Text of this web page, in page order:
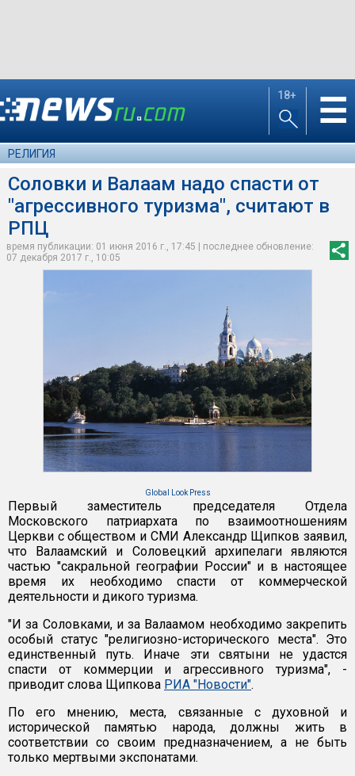
18+ ☰
РЕЛИГИЯ
Соловки и Валаам надо спасти от
"агрессивного туризма", считают в
РПЦ
время публикации: 01 июня 2016 г., 17:45 | последнее обновление:
07 декабря 2017 г., 10:05
Global Look Press
Первый заместитель председателя Отдела
Московского патриархата по взаимоотношениям
Церкви с обществом и СМИ Александр Щипков заявил,
что Валаамский и Соловецкий архипелаги являются
частью "сакральной географии России" и в настоящее
время их необходимо спасти от коммерческой
деятельности и дикого туризма.
"И за Соловками, и за Валаамом необходимо закрепить
особый статус "религиозно-исторического места". Это
единственный путь. Иначе эти святыни не удастся
спасти от коммерции и агрессивного туризма", -
приводит слова Щипкова РИА "Новости".
По его мнению, места, связанные с духовной и
исторической памятью народа, должны жить в
соответствии со своим предназначением, а не быть
только мертвыми экспонатами.